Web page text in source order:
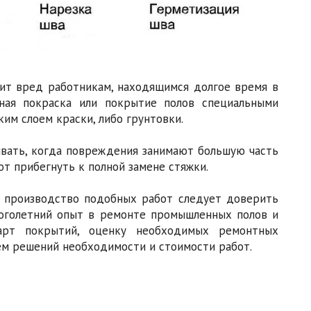
вред работникам, находящимся долгое время в
покраска или покрытие полов специальными
слоем краски, либо грунтовки.
когда повреждения занимают большую часть
прибегнуть к полной замене стяжки.
подобных работ следует доверить
опыт в ремонте промышленных полов и
покрытий, оценку необходимых ремонтных
решений необходимости и стоимости работ.